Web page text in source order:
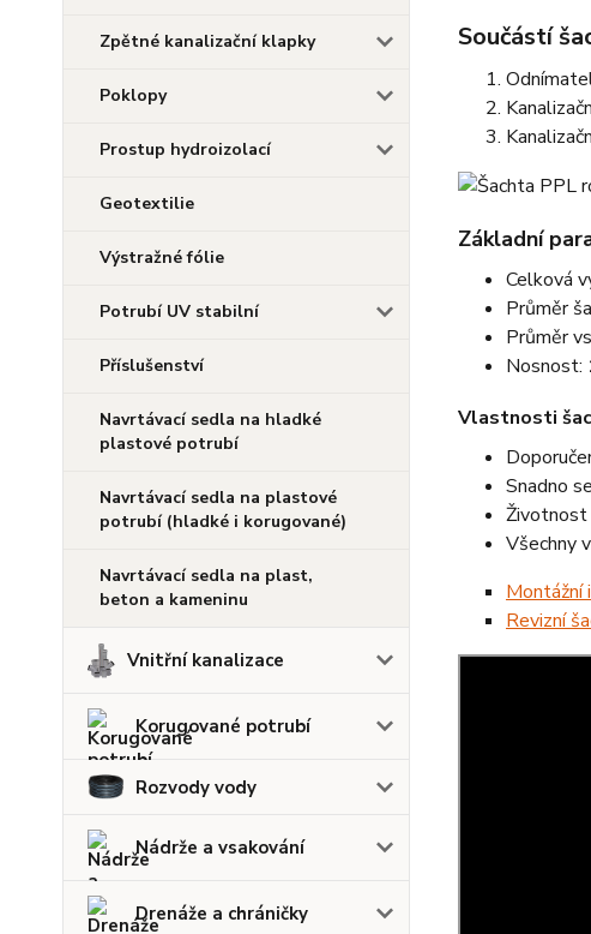
Zpětné kanalizační klapky
Poklopy
Prostup hydroizolací
Geotextilie
Výstražné fólie
Potrubí UV stabilní
Příslušenství
Navrtávací sedla na hladké
plastové potrubí
Navrtávací sedla na plastové
potrubí (hladké i korugované)
Navrtávací sedla na plast,
beton a kameninu
Vnitřní kanalizace
Korugované potrubí
Rozvody vody
Nádrže a vsakování
Drenáže a chráničky
Součástí
Základní
Celková
Průměr
Průměr
Nosnost:
Vlastnosti
Snadno
Všechny
Montážní
Revizní